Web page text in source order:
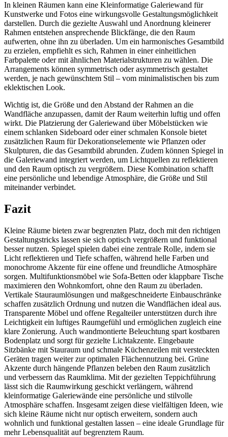
In kleinen Räumen kann eine Kleinformatige Galeriewand für
Kunstwerke und Fotos eine wirkungsvolle Gestaltungsmöglichkeit
darstellen. Durch die gezielte Auswahl und Anordnung kleinerer
Rahmen entstehen ansprechende Blickfänge, die den Raum
aufwerten, ohne ihn zu überladen. Um ein harmonisches Gesamtbild
zu erzielen, empfiehlt es sich, Rahmen in einer einheitlichen
Farbpalette oder mit ähnlichen Materialstrukturen zu wählen. Die
Arrangements können symmetrisch oder asymmetrisch gestaltet
werden, je nach gewünschtem Stil – vom minimalistischen bis zum
eklektischen Look.
Wichtig ist, die Größe und den Abstand der Rahmen an die
Wandfläche anzupassen, damit der Raum weiterhin luftig und offen
wirkt. Die Platzierung der Galeriewand über Möbelstücken wie
einem schlanken Sideboard oder einer schmalen Konsole bietet
zusätzlichen Raum für Dekorationselemente wie Pflanzen oder
Skulpturen, die das Gesamtbild abrunden. Zudem können Spiegel in
die Galeriewand integriert werden, um Lichtquellen zu reflektieren
und den Raum optisch zu vergrößern. Diese Kombination schafft
eine persönliche und lebendige Atmosphäre, die Größe und Stil
miteinander verbindet.
Fazit
Kleine Räume bieten zwar begrenzten Platz, doch mit den richtigen
Gestaltungstricks lassen sie sich optisch vergrößern und funktional
besser nutzen. Spiegel spielen dabei eine zentrale Rolle, indem sie
Licht reflektieren und Tiefe schaffen, während helle Farben und
monochrome Akzente für eine offene und freundliche Atmosphäre
sorgen. Multifunktionsmöbel wie Sofa-Betten oder klappbare Tische
maximieren den Wohnkomfort, ohne den Raum zu überladen.
Vertikale Stauraumlösungen und maßgeschneiderte Einbauschränke
schaffen zusätzlich Ordnung und nutzen die Wandflächen ideal aus.
Transparente Möbel und offene Regalteiler unterstützen durch ihre
Leichtigkeit ein luftiges Raumgefühl und ermöglichen zugleich eine
klare Zonierung. Auch wandmontierte Beleuchtung spart kostbaren
Bodenplatz und sorgt für gezielte Lichtakzente. Eingebaute
Sitzbänke mit Stauraum und schmale Küchenzeilen mit versteckten
Geräten tragen weiter zur optimalen Flächennutzung bei. Grüne
Akzente durch hängende Pflanzen beleben den Raum zusätzlich
und verbessern das Raumklima. Mit der gezielten Teppichführung
lässt sich die Raumwirkung geschickt verlängern, während
kleinformatige Galeriewände eine persönliche und stilvolle
Atmosphäre schaffen. Insgesamt zeigen diese vielfältigen Ideen, wie
sich kleine Räume nicht nur optisch erweitern, sondern auch
wohnlich und funktional gestalten lassen – eine ideale Grundlage für
mehr Lebensqualität auf begrenztem Raum.